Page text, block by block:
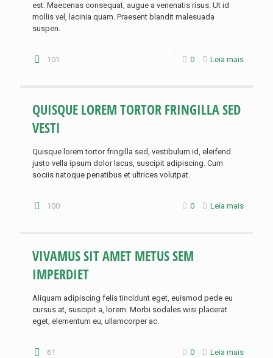
est. Maecenas consequat, augue a venenatis risus. Ut id
mollis vel, lacinia quam. Praesent blandit malesuada
suspen.
101 0 Leia mais
QUISQUE LOREM TORTOR FRINGILLA SED
VESTI
Quisque lorem tortor fringilla sed, vestibulum id, eleifend
justo vella ipsum dolor lacus, suscipit adipiscing. Cum
sociis natoque penatibus et ultrices volutpat.
100 0 Leia mais
VIVAMUS SIT AMET METUS SEM
IMPERDIET
Aliquam adipiscing felis tincidunt eget, euismod pede eu
cursus at, suscipit a, lorem. Morbi sodales wisi placerat
eget, elementum eu, ullamcorper ac.
61 0 Leia mais